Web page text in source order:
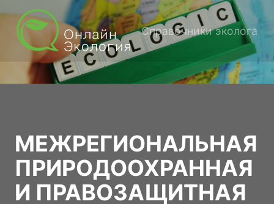
Справочники эколога
МЕЖРЕГИОНАЛЬНАЯ
ПРИРОДООХРАННАЯ
И ПРАВОЗАЩИТНАЯ